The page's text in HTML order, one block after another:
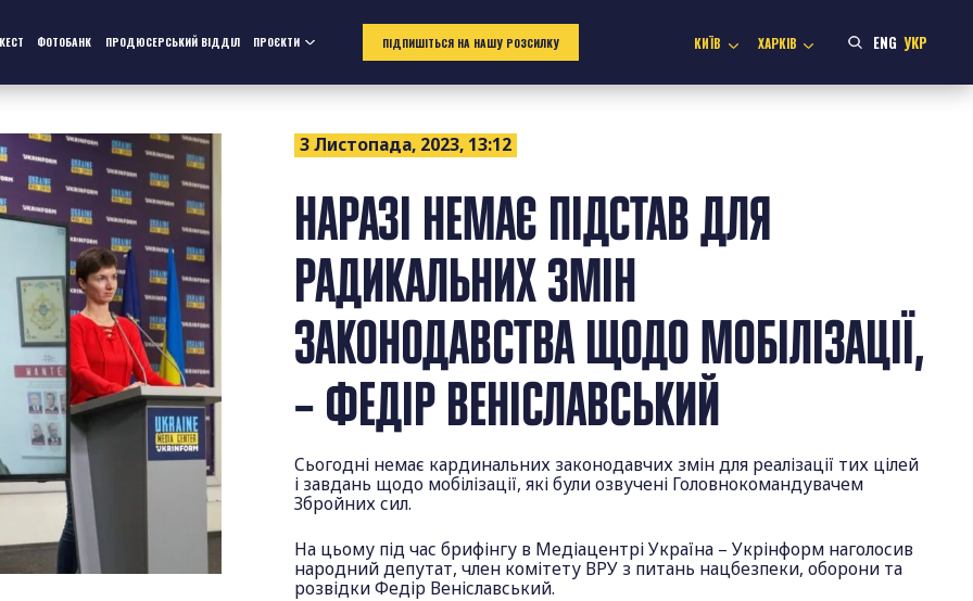
ФОТОБАНК ПРОДЮСЕРСЬКИЙ ВІДДІЛ ПРОЄКТИ ПІДПИШІТЬСЯ НА НАШУ РОЗСИЛКУ КИЇВ ХАРКІВ ENG УКР
3 Листопада, 2023, 13:12
НАРАЗІ НЕМАЄ ПІДСТАВ ДЛЯ
РАДИКАЛЬНИХ ЗМІН
ЗАКОНОДАВСТВА ЩОДО МОБІЛІЗАЦІЇ,
– ФЕДІР ВЕНІСЛАВСЬКИЙ
Сьогодні немає кардинальних законодавчих змін для реалізації тих цілей
і завдань щодо мобілізації, які були озвучені Головнокомандувачем
Збройних сил.
На цьому під час брифінгу в Медіацентрі Україна – Укрінформ наголосив
народний депутат, член комітету ВРУ з питань нацбезпеки, оборони та
розвідки Федір Веніславський.